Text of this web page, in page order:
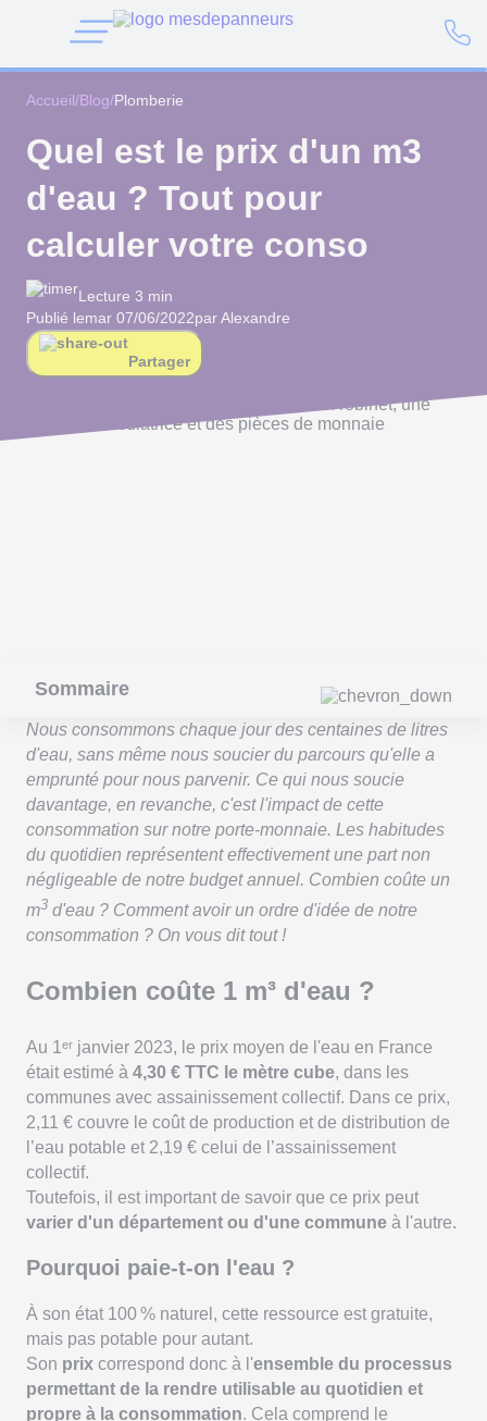
Accueil/Blog/Plomberie
Quel est le prix d'un m3
d'eau ? Tout pour
calculer votre conso
Lecture 3 min
Publié lemar 07/06/2022par Alexandre
Partager
Sommaire
Nous consommons chaque jour des centaines de litres
d'eau, sans même nous soucier du parcours qu'elle a
emprunté pour nous parvenir. Ce qui nous soucie
davantage, en revanche, c'est l'impact de cette
consommation sur notre porte-monnaie. Les habitudes
du quotidien représentent effectivement une part non
négligeable de notre budget annuel. Combien coûte un
m3 d'eau ? Comment avoir un ordre d'idée de notre
consommation ? On vous dit tout !
Combien coûte 1 m³ d'eau ?
Au 1ᵉʳ janvier 2023, le prix moyen de l'eau en France
était estimé à 4,30 € TTC le mètre cube, dans les
communes avec assainissement collectif. Dans ce prix,
2,11 € couvre le coût de production et de distribution de
l’eau potable et 2,19 € celui de l’assainissement
collectif.
Toutefois, il est important de savoir que ce prix peut
varier d'un département ou d'une commune à l'autre.
Pourquoi paie-t-on l'eau ?
À son état 100 % naturel, cette ressource est gratuite,
mais pas potable pour autant.
Son prix correspond donc à l'ensemble du processus
permettant de la rendre utilisable au quotidien et
propre à la consommation. Cela comprend le